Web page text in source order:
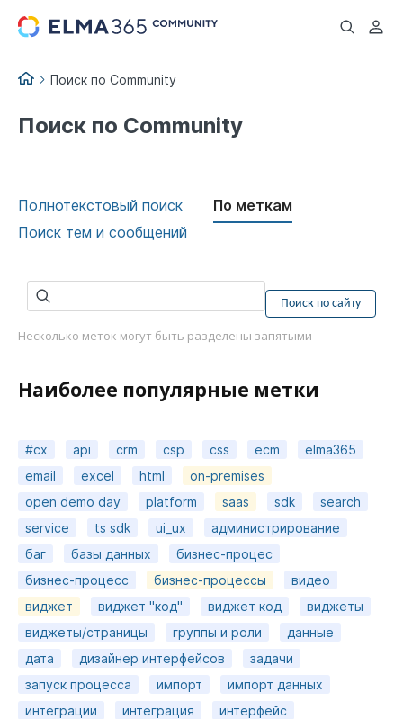
...
Поиск по Community
Поиск по Community
Полнотекстовый поиск
По меткам
Поиск тем и сообщений
Несколько меток могут быть разделены запятыми
Наиболее популярные метки
#cx api crm csp css ecm
elma365
email
excel html
on-premises
open demo day
platform saas sdk
search
service
ts sdk ui_ux
администрирование
баг
базы данных
бизнес-процес
бизнес-процесс
бизнес-процессы
видео
виджет
виджет "код" виджет код
виджеты
виджеты/страницы
группы и роли
данные
дата
дизайнер интерфейсов
задачи
запуск процесса
импорт
импорт данных
интеграции
интеграция
интерфейс